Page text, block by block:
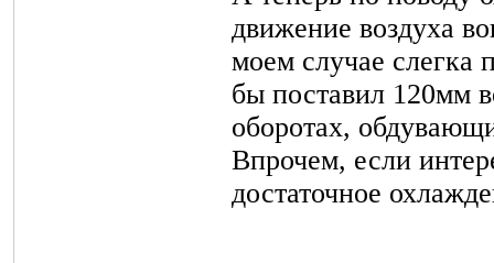
движение воздуха
моем случае слегка
бы поставил 120мм
оборотах,
Впрочем, если
достаточное